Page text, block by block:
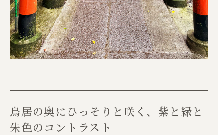
鳥居の奥にひっそりと咲く、紫と緑と
朱色のコントラスト